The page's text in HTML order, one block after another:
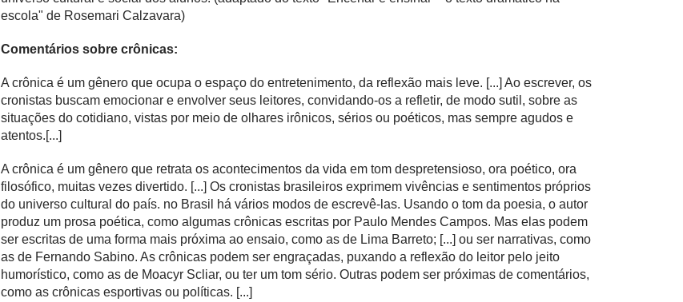
escola" de Rosemari Calzavara)
Comentários sobre crônicas:
A crônica é um gênero que ocupa o espaço do entretenimento, da reflexão mais leve. [...] Ao escrever, os
cronistas buscam emocionar e envolver seus leitores, convidando-os a refletir, de modo sutil, sobre as
situações do cotidiano, vistas por meio de olhares irônicos, sérios ou poéticos, mas sempre agudos e
atentos.[...]
A crônica é um gênero que retrata os acontecimentos da vida em tom despretensioso, ora poético, ora
filosófico, muitas vezes divertido. [...] Os cronistas brasileiros exprimem vivências e sentimentos próprios
do universo cultural do país. no Brasil há vários modos de escrevê-las. Usando o tom da poesia, o autor
produz um prosa poética, como algumas crônicas escritas por Paulo Mendes Campos. Mas elas podem
ser escritas de uma forma mais próxima ao ensaio, como as de Lima Barreto; [...] ou ser narrativas, como
as de Fernando Sabino. As crônicas podem ser engraçadas, puxando a reflexão do leitor pelo jeito
humorístico, como as de Moacyr Scliar, ou ter um tom sério. Outras podem ser próximas de comentários,
como as crônicas esportivas ou políticas. [...]